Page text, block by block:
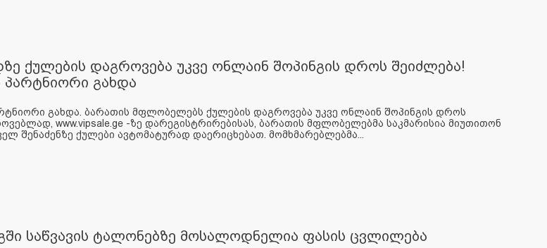
ქულების დაგროვება უკვე ონლაინ შოპინგის დროს შეიძლება!
პარტნიორი გახდა
გახდა. ბარათის მფლობელებს ქულების დაგროვება უკვე ონლაინ შოპინგის დროს
www.vipsale.ge -ზე დარეგისტრირებისას, ბარათის მფლობელებმა საკმარისია მიუთითონ
შენაძენზე ქულები ავტომატურად დაერიცხებათ. მომხმარებლებმა...
საწვავის ტალონებზე მოსალოდნელია ფასის ცვლილება